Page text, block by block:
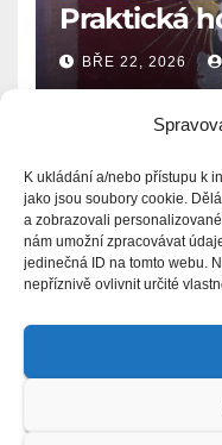
K ukládání a/nebo přístupu k
jako jsou soubory cookie.
a zobrazovali
nám umožní zpracovávat
jedinečná ID na tomto webu.
nepříznivě ovlivnit určité
Praktická
BŘE 22, 2026